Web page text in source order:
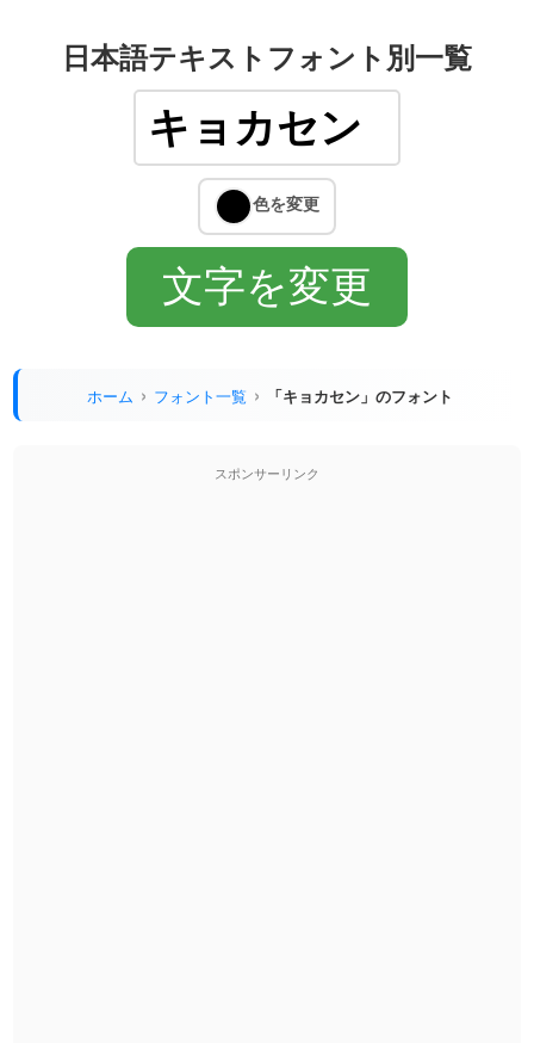
日本語テキストフォント別一覧
ホーム フォント一覧 「キョカセン」のフォント
スポンサーリンク